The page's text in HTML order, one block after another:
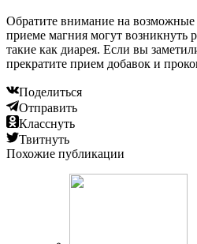
Обратите внимание на
приеме магния могут возникнуть
такие как диарея. Если вы
прекратите прием добавок и
Поделиться
Отправить
Класснуть
Твитнуть
Похожие публикации